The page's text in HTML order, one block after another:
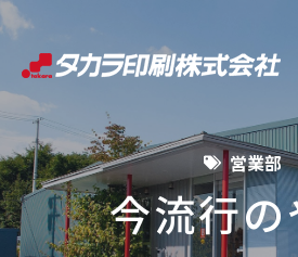
コ
ン
へ
ス
キ
営業部
今流行